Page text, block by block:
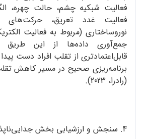
فعالیت شبکیه چشم، حالت چهره،
فعالیت غدد تعریق،
نوروساختاری (مربوط به فعالیت
جمع‌آوری داده‌ها از این طریق
قابل‌اعتمادتری از تقلب افراد دست
برنامه‌ریزی صحیح در مسیر کاهش تقلب
(رادرا، 2023).
4. سنجش و ارزشیابی بخش جدایی‌ناپذیر آموزش